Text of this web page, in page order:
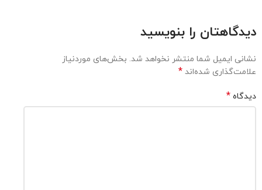
دیدگاهتان را بنویسید
نشانی ایمیل شما منتشر نخواهد شد. بخش‌های موردنیاز
علامت‌گذاری شده‌اند *
دیدگاه *